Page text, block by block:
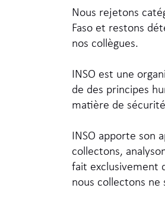
Nous rejetons
Faso et restons
nos collègues.
INSO est une
de des principes
matière de
INSO apporte son
collectons,
fait exclusivement
nous collectons